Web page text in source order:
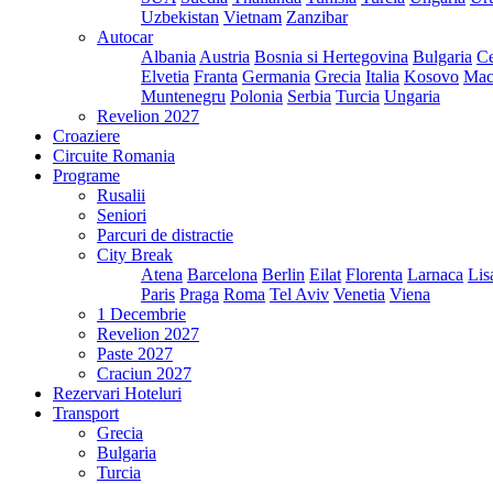
Uzbekistan Vietnam Zanzibar
Autocar
Albania Austria Bosnia si Hertegovina Bulgaria
Elvetia Franta Germania Grecia Italia Kosovo
Muntenegru Polonia Serbia Turcia Ungaria
Revelion 2027
Croaziere
Circuite Romania
Programe
Rusalii
Seniori
Parcuri de distractie
City Break
Atena Barcelona Berlin Eilat Florenta Larnaca
Paris Praga Roma Tel Aviv Venetia Viena
1 Decembrie
Revelion 2027
Paste 2027
Craciun 2027
Rezervari Hoteluri
Transport
Grecia
Bulgaria
Turcia